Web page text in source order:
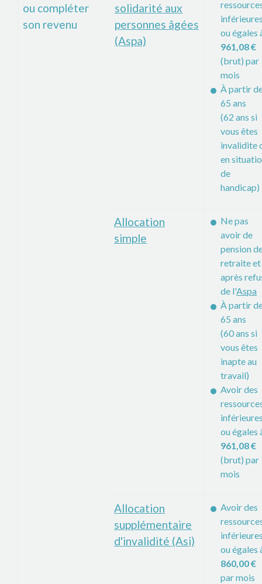
ou compléter
son revenu
solidarité aux
personnes âgées
(Aspa)
ou égales
961,08 €
(brut) par
mois
À partir
65 ans
(62 ans si
vous êtes
invalidite
en
de
handicap)
Allocation
simple
Ne pas
avoir de
pension
retraite et
après
de l'Aspa
À partir
65 ans
(60 ans si
vous êtes
inapte au
travail)
Avoir des
ou égales
961,08 €
(brut) par
mois
Allocation
supplémentaire
d'invalidité (Asi)
Avoir des
ou égales
860,00 €
par mois